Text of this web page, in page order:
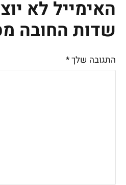
האימייל לא
שדות החובה
התגובה שלך*